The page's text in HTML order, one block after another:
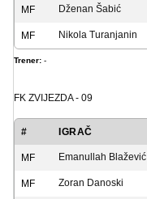
MF Dženan Šabić
MF Nikola Turanjanin
Trener: -
FK ZVIJEZDA - 09
# IGRAČ
MF Emanullah Blažević
MF Zoran Danoski